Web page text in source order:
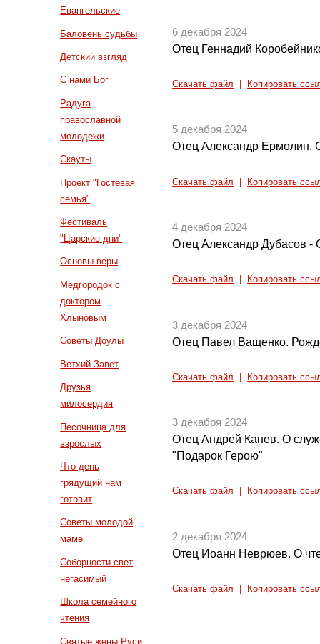
Евангельские
Баловень судьбы
Детский взгляд
С нами Бог
Радуга
православной
молодежи
Скауты
Проект "Гостевая
семья"
Фестиваль
"Царские дни"
Основы веры
Медгородок с
доктором
Хлыновым
Советы Доулы
Ветхий Завет
Друзья
милосердия
Песочница для
взрослых
Что день
грядущий нам
готовит
Советы молодой
маме
Соборности свет
негасимый
Школа семейного
чтения
Святые жены Руси
6 декабря 2024
Отец Геннадий
Скачать файл Копировать
5 декабря 2024
Отец Александр Ермолин.
Скачать файл Копировать
4 декабря 2024
Отец Александр Дубасов -
Скачать файл Копировать
3 декабря 2024
Отец Павел Ващенко.
Скачать файл Копировать
3 декабря 2024
Отец Андрей Канев. О
"Подарок Герою"
Скачать файл Копировать
2 декабря 2024
Отец Иоанн Неврюев. О
Скачать файл Копировать